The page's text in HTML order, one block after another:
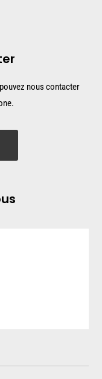
nous contacter